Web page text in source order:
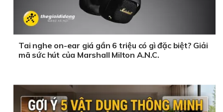
Tai nghe on-ear giá gần 6 triệu có gì đặc biệt? Giải
mã sức hút của Marshall Milton A.N.C.